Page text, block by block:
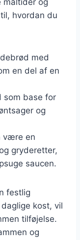
hvordan du
med
en del af en
som base for
og
være en
gryderetter,
saucen.
festlig
kost, vil
tilføjelse.
og